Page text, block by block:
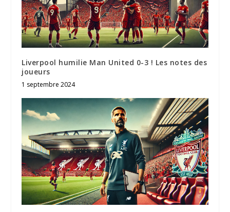
Liverpool humilie Man United 0-3 ! Les notes des
joueurs
1 septembre 2024